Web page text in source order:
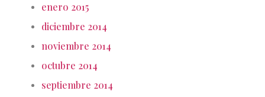
enero 2015
diciembre 2014
noviembre 2014
octubre 2014
septiembre 2014